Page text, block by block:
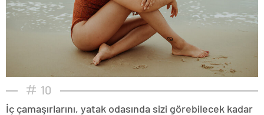
10
İç çamaşırlarını, yatak odasında sizi görebilecek kadar